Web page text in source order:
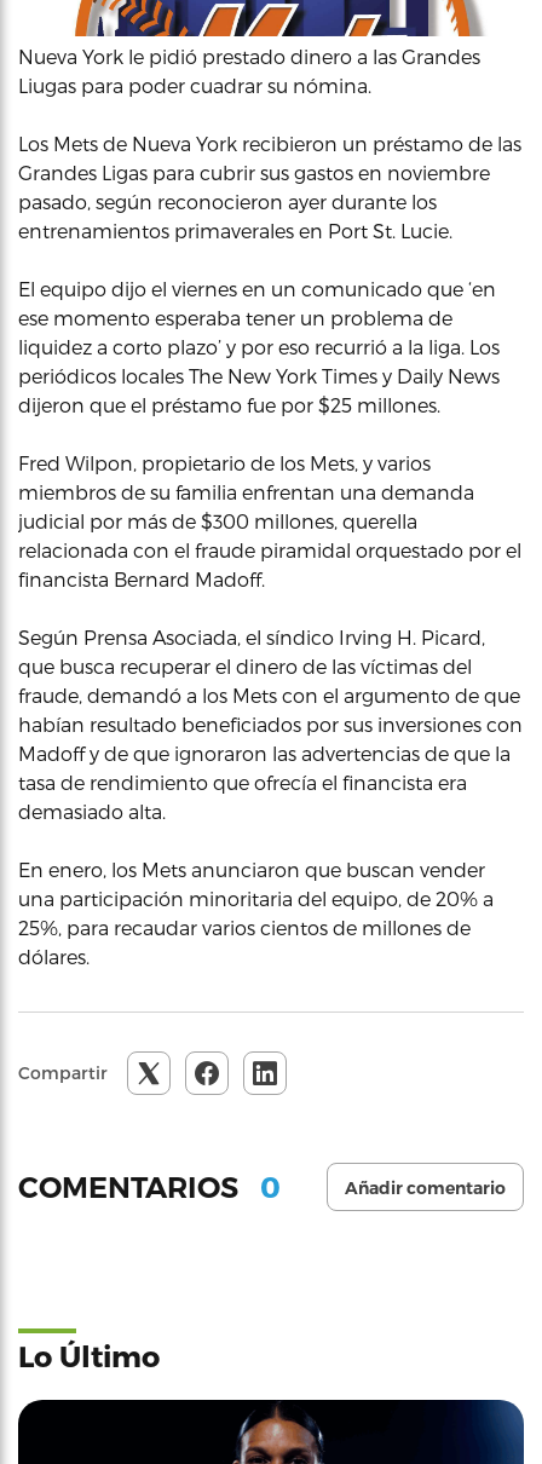
Nueva York le pidió prestado dinero a las Grandes
Liugas para poder cuadrar su nómina.
Los Mets de Nueva York recibieron un préstamo de las
Grandes Ligas para cubrir sus gastos en noviembre
pasado, según reconocieron ayer durante los
entrenamientos primaverales en Port St. Lucie.
El equipo dijo el viernes en un comunicado que ‘en
ese momento esperaba tener un problema de
liquidez a corto plazo’ y por eso recurrió a la liga. Los
periódicos locales The New York Times y Daily News
dijeron que el préstamo fue por $25 millones.
Fred Wilpon, propietario de los Mets, y varios
miembros de su familia enfrentan una demanda
judicial por más de $300 millones, querella
relacionada con el fraude piramidal orquestado por el
financista Bernard Madoff.
Según Prensa Asociada, el síndico Irving H. Picard,
que busca recuperar el dinero de las víctimas del
fraude, demandó a los Mets con el argumento de que
habían resultado beneficiados por sus inversiones con
Madoff y de que ignoraron las advertencias de que la
tasa de rendimiento que ofrecía el financista era
demasiado alta.
En enero, los Mets anunciaron que buscan vender
una participación minoritaria del equipo, de 20% a
25%, para recaudar varios cientos de millones de
dólares.
Compartir
COMENTARIOS 0 Añadir comentario
Lo Último